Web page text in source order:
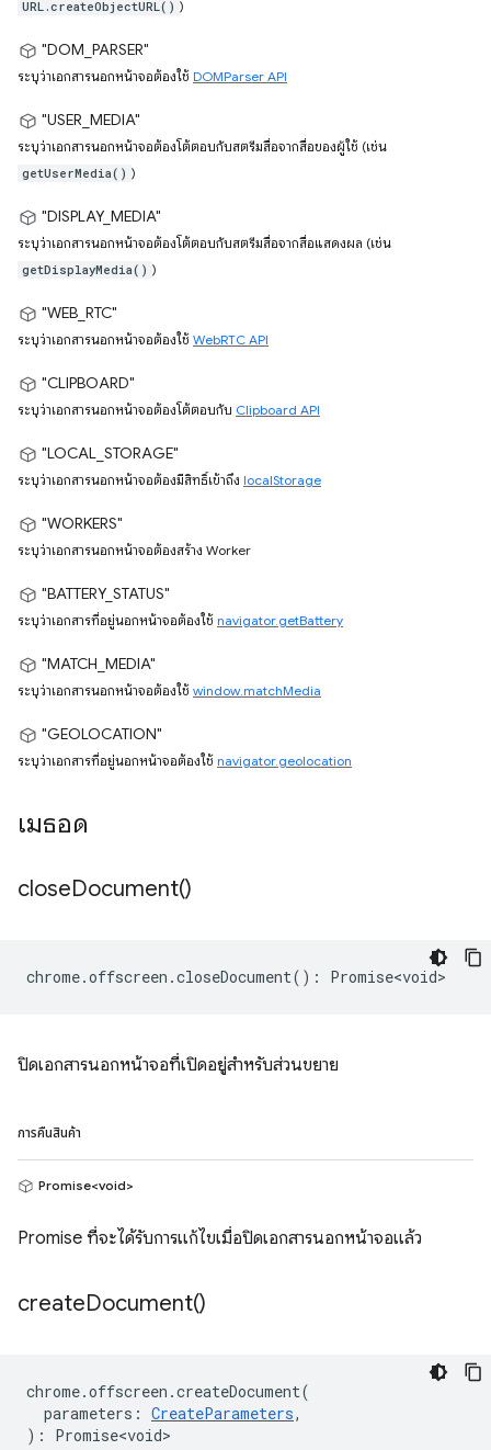
URL.createObjectURL() )
"DOM_PARSER"
ระบุว่าเอกสารนอกหน้าจอต้องใช้ DOMParser API
"USER_MEDIA"
ระบุว่าเอกสารนอกหน้าจอต้องโต้ตอบกับสตรีมสื่อจากสื่อของผู้ใช้ (เช่น
getUserMedia() )
"DISPLAY_MEDIA"
ระบุว่าเอกสารนอกหน้าจอต้องโต้ตอบกับสตรีมสื่อจากสื่อแสดงผล (เช่น
getDisplayMedia() )
"WEB_RTC"
ระบุว่าเอกสารนอกหน้าจอต้องใช้ WebRTC API
"CLIPBOARD"
ระบุว่าเอกสารนอกหน้าจอต้องโต้ตอบกับ Clipboard API
"LOCAL_STORAGE"
ระบุว่าเอกสารนอกหน้าจอต้องมีสิทธิ์เข้าถึง localStorage
"WORKERS"
ระบุว่าเอกสารนอกหน้าจอต้องสร้าง Worker
"BATTERY_STATUS"
ระบุว่าเอกสารที่อยู่นอกหน้าจอต้องใช้ navigator.getBattery
"MATCH_MEDIA"
ระบุว่าเอกสารนอกหน้าจอต้องใช้ window.matchMedia
"GEOLOCATION"
ระบุว่าเอกสารที่อยู่นอกหน้าจอต้องใช้ navigator.geolocation
เมธอด
closeDocument()
chrome.offscreen .closeDocument() : Promise<void>
ปิดเอกสารนอกหน้าจอที่เปิดอยู่สำหรับส่วนขยาย
การคืนสินค้า
Promise<void>
Promise ที่จะได้รับการแก้ไขเมื่อปิดเอกสารนอกหน้าจอแล้ว
createDocument()
chrome.offscreen .createDocument(
parameters : CreateParameters,
) : Promise<void>